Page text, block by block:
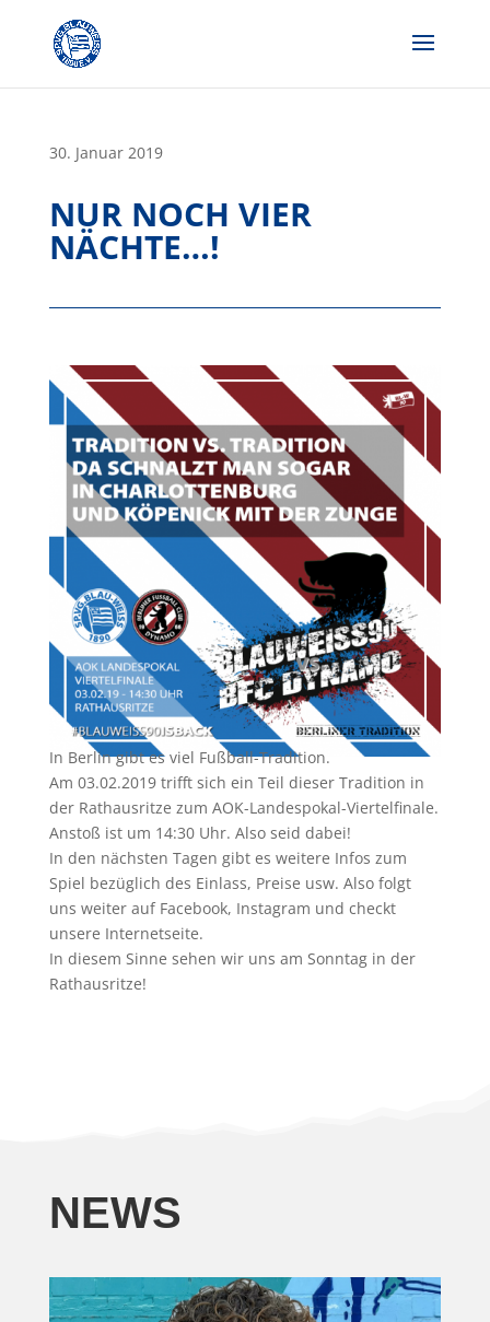
content
30. Januar 2019
NUR NOCH VIER
NÄCHTE…!
In Berlin gibt es viel Fußball-Tradition.
Am 03.02.2019 trifft sich ein Teil dieser Tradition in
der Rathausritze zum AOK-Landespokal-Viertelfinale.
Anstoß ist um 14:30 Uhr. Also seid dabei!
In den nächsten Tagen gibt es weitere Infos zum
Spiel bezüglich des Einlass, Preise usw. Also folgt
uns weiter auf Facebook, Instagram und checkt
unsere Internetseite.
In diesem Sinne sehen wir uns am Sonntag in der
Rathausritze!
NEWS